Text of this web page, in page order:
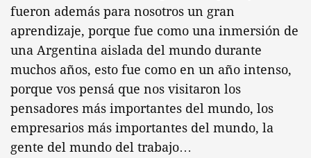
fueron además para nosotros un gran
aprendizaje, porque fue como una inmersión de
una Argentina aislada del mundo durante
muchos años, esto fue como en un año intenso,
porque vos pensá que nos visitaron los
pensadores más importantes del mundo, los
empresarios más importantes del mundo, la
gente del mundo del trabajo…